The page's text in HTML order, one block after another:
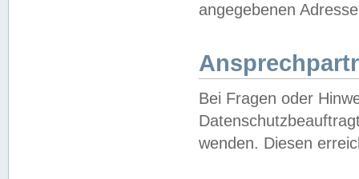
angegebenen
Bei Fragen oder
wenden. Diesen